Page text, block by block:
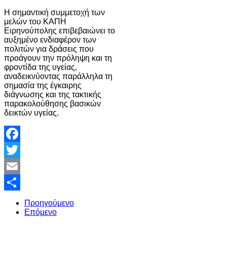
Η σημαντική συμμετοχή των
μελών του ΚΑΠΗ
Ειρηνούπολης επιβεβαιώνει το
αυξημένο ενδιαφέρον των
πολιτών για δράσεις που
προάγουν την πρόληψη και τη
φροντίδα της υγείας,
αναδεικνύοντας παράλληλα τη
σημασία της έγκαιρης
διάγνωσης και της τακτικής
παρακολούθησης βασικών
δεικτών υγείας.
Facebook
Twitter
Email
Share
Προηγούμενο
Επόμενο